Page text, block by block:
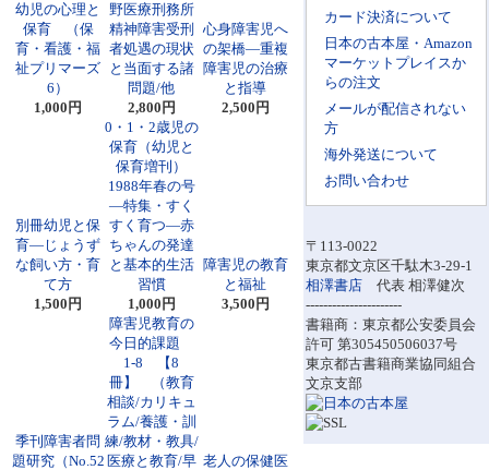
カード決済について
日本の古本屋・Amazon
マーケットプレイスか
らの注文
メールが配信されない
方
海外発送について
お問い合わせ
〒113-0022
東京都文京区千駄木3-29-1
相澤書店 代表 相澤健次
----------------------
書籍商：東京都公安委員会
許可 第305450506037号
東京都古書籍商業協同組合
文京支部
幼児の心理と
保育 （保
育・看護・福
祉プリマーズ
6）
1,000円
野医療刑務所
精神障害受刑
者処遇の現状
と当面する諸
問題/他
2,800円
心身障害児へ
の架橋―重複
障害児の治療
と指導
2,500円
別冊幼児と保
育―じょうず
な飼い方・育
て方
1,500円
0・1・2歳児の
保育（幼児と
保育増刊）
1988年春の号
―特集・すく
すく育つ―赤
ちゃんの発達
と基本的生活
習慣
1,000円
障害児の教育
と福祉
3,500円
季刊障害者問
題研究（No.52
障害児教育の
今日的課題
1-8 【8
冊】 （教育
相談/カリキュ
ラム/養護・訓
練/教材・教具/
医療と教育/早 老人の保健医